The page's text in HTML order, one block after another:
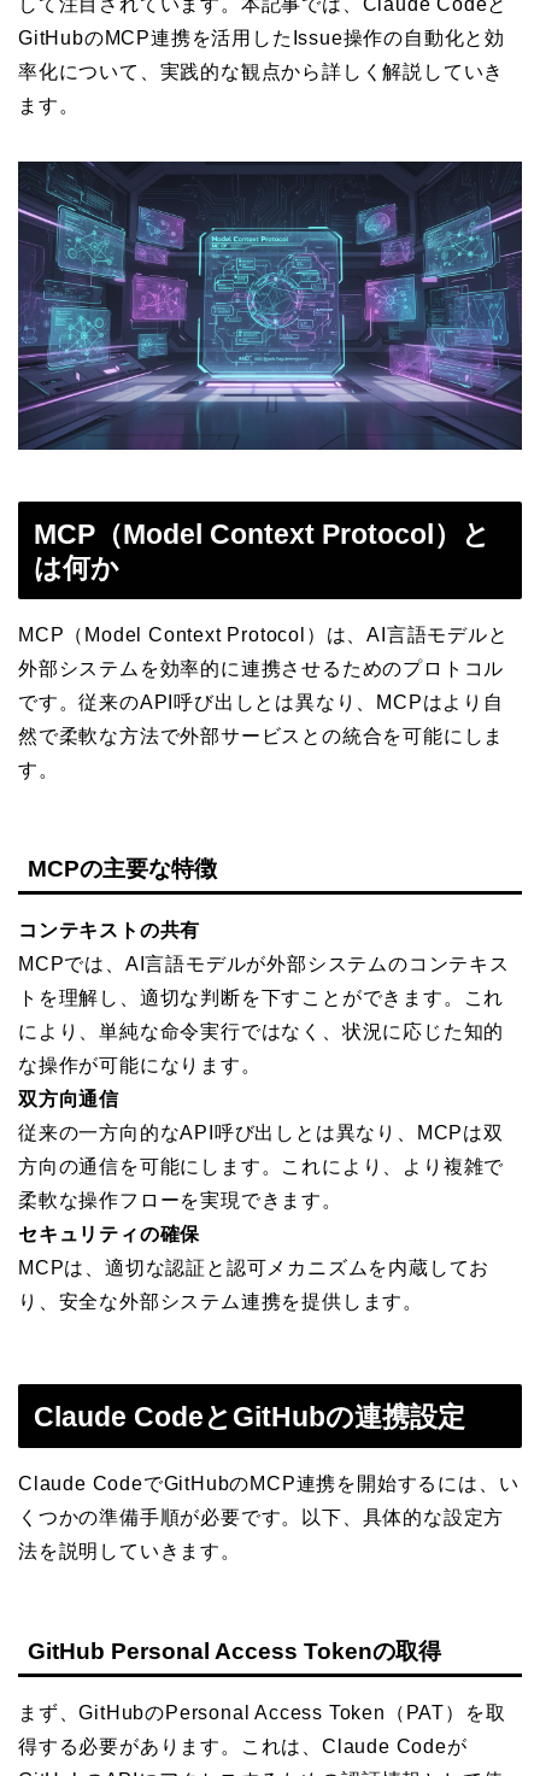
して注目されています。本記事では、Claude Codeと
GitHubのMCP連携を活用したIssue操作の自動化と効
率化について、実践的な観点から詳しく解説していき
ます。
MCP（Model Context Protocol）と
は何か
MCP（Model Context Protocol）は、AI言語モデルと
外部システムを効率的に連携させるためのプロトコル
です。従来のAPI呼び出しとは異なり、MCPはより自
然で柔軟な方法で外部サービスとの統合を可能にしま
す。
MCPの主要な特徴
コンテキストの共有
MCPでは、AI言語モデルが外部システムのコンテキス
トを理解し、適切な判断を下すことができます。これ
により、単純な命令実行ではなく、状況に応じた知的
な操作が可能になります。
双方向通信
従来の一方向的なAPI呼び出しとは異なり、MCPは双
方向の通信を可能にします。これにより、より複雑で
柔軟な操作フローを実現できます。
セキュリティの確保
MCPは、適切な認証と認可メカニズムを内蔵してお
り、安全な外部システム連携を提供します。
Claude CodeとGitHubの連携設定
Claude CodeでGitHubのMCP連携を開始するには、い
くつかの準備手順が必要です。以下、具体的な設定方
法を説明していきます。
GitHub Personal Access Tokenの取得
まず、GitHubのPersonal Access Token（PAT）を取
得する必要があります。これは、Claude Codeが